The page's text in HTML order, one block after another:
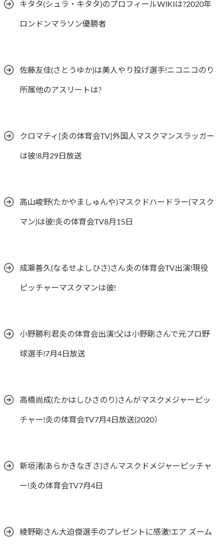
キタタ(シュラ・キタタ)のプロフィールWIKIは?2020年
ロンドンマラソン優勝者
佐藤友佳(さとうゆか)は美人やり投げ選手!ニコニコのり
所属他のアスリートは?
クロマティ[炎の体育会TV]外国人マスクマンスラッガー
は彼!8月29日放送
高山峻野(たかやましゅんや)マスクドハードラー(マスク
マン)は彼!炎の体育会TV8月15日
成瀬善久(なるせよしひさ)さん炎の体育会TV出演!現役
ピッチャーマスクマンは彼!
小野勝利君炎の体育会出演!父は小野剛さんで元プロ野
球選手!7月4日放送
高橋尚成(たかはしひさのり)さんがマスクメジャーピッ
チャー!炎の体育会TV7月4日放送(2020）
新垣渚(あらかきなぎさ)さんマスクドメジャーピッチャ
ー!炎の体育会TV7月4日
綾野剛さん大迫傑選手のプレゼントに感激!エア ズーム